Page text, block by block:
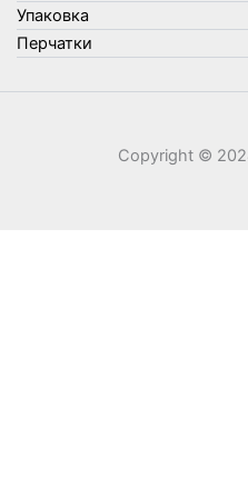
Элементы питания
Упаковка
Перчатки
Copyright ©